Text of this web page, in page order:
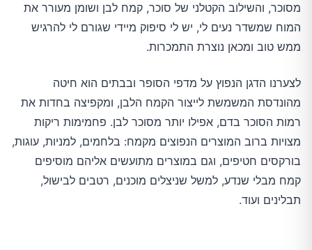
מסוכר, והשילוב הקטלני של סוכר, קמח לבן ושומן מעורר את
המוח שמשדר נעים לי, יש לי סיפוק מיידי שגורם לי להרגיש
ממש טוב ומכאן נוצרת התמכרות.
לצערנו הדגן הנפוץ על מדפי הסופר ובבתים הוא חיטה
מהונדסת המשמשת לייצור הקמח הלבן, ומקפיצה בחדות את
רמות הסוכר בדם, אפילו יותר מסוכר לבן. פחמימות ריקות
מצויות ברוב המוצרים הנפוצים מקמח: בלחמים, למניות, עוגות,
בורקסים חטיפים, וגם במוצרים מתועשים אליהם מוסיפים
קמח מבלי שנדע, למשל שניצלים מוכנים, רטבים לבישול,
תבלינים ועוד.